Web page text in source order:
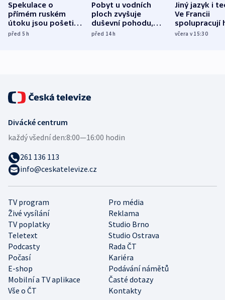
Spekulace o
přímém ruském
útoku jsou pošetilé,
míní estonský
před 5h
Pobyt u vodních
ploch zvyšuje
duševní pohodu,
ukázala
před 14h
Jiný jazyk i
Ve Francii
spolupracují
různých zemí
včera v 15:30
TV program
Pro média
Živé vysílání
Reklama
TV poplatky
Studio Brno
Teletext
Studio Ostrava
Podcasty
Rada ČT
Počasí
Kariéra
E-shop
Podávání námětů
Mobilní a TV aplikace
Časté dotazy
Vše o ČT
Kontakty
Divácké centrum
každý všední den:8:00—16:00 hodin
261 136 113
info@ceskatelevize.cz